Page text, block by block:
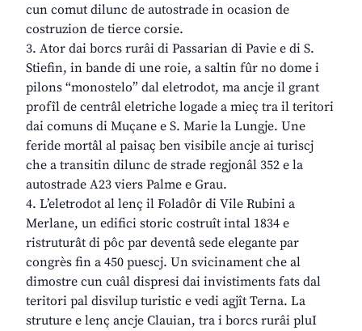
cun comut dilunc de autostrade in ocasion de
costruzion de tierce corsie.
3. Ator dai borcs rurâi di Passarian di Pavie e di S.
Stiefin, in bande di une roie, a saltin fûr no dome i
pilons “monostelo” dal eletrodot, ma ancje il grant
profîl de centrâl eletriche logade a mieç tra il teritori
dai comuns di Muçane e S. Marie la Lungje. Une
feride mortâl al paisaç ben visibile ancje ai turiscj
che a transitin dilunc de strade regjonâl 352 e la
autostrade A23 viers Palme e Grau.
4. L’eletrodot al lenç il Foladôr di Vile Rubini a
Merlane, un edifici storic costruît intal 1834 e
ristruturât di pôc par deventâ sede elegante par
congrès fin a 450 puescj. Un svicinament che al
dimostre cun cuâl dispresi dai invistiments fats dal
teritori pal disvilup turistic e vedi agjît Terna. La
struture e lenç ancje Clauian, tra i borcs rurâi pluI